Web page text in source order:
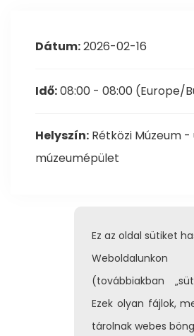
Dátum:2026-02-16
Idő:08:00 - 08:00 (Europe/
Helyszín: Rétközi Múzeum -
múzeumépület
Ez az oldal sütiket
(továbbiakban
Ezek olyan fájlok,
tárolnak webes